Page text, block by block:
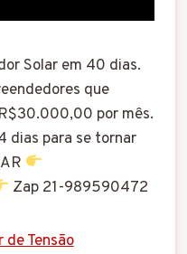
Solar em 40 dias.
que
por mês.
dias para se tornar
Zap 21-989590472
de Tensão